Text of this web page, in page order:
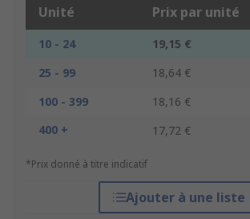
Unité Prix par unité
10 - 24
19,15 €
25 - 99
18,64 €
100 - 399
18,16 €
400 +
17,72 €
*Prix donné à titre indicatif
Ajouter à une liste